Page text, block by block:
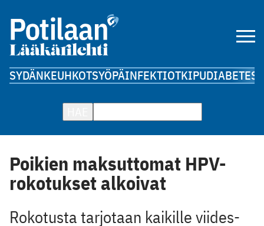
SYDÄNKEUHKOTSYÖPÄINFEKTIOTKIPUDIABETES
Poikien maksuttomat HPV-
rokotukset alkoivat
Rokotusta tarjotaan kaikille viides-